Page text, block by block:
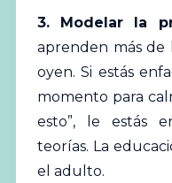
3. Modelar la
aprenden más
oyen. Si estás
momento para
esto”, le estás
teorías. La
el adulto.